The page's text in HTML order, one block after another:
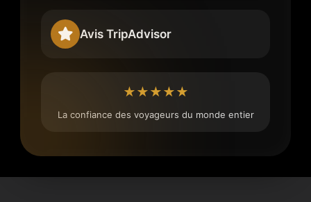
Avis TripAdvisor
★★★★★
La confiance des voyageurs du monde entier